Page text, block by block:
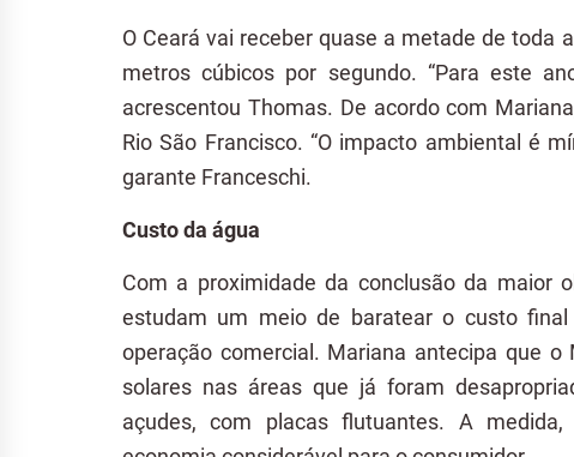
O Ceará vai receber quase a metade de toda
metros cúbicos por segundo. “Para este
acrescentou Thomas. De acordo com
Rio São Francisco. “O impacto ambiental é
garante Franceschi.
Custo da água
Com a proximidade da conclusão da maior
estudam um meio de baratear o custo
operação comercial. Mariana antecipa que
solares nas áreas que já foram
açudes, com placas flutuantes. A